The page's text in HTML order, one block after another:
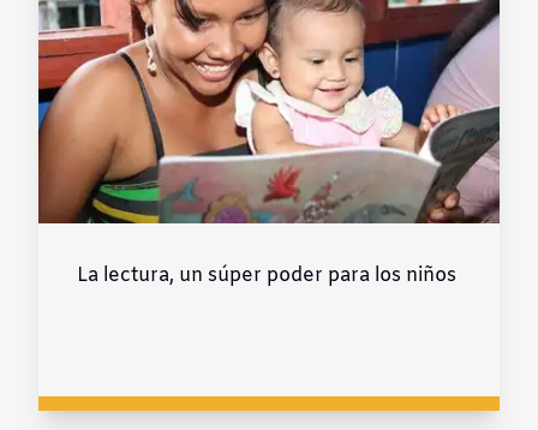
La lectura, un súper poder para los niños